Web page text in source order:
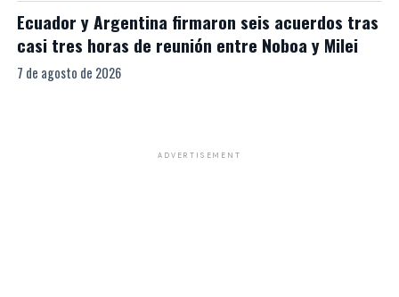
Ecuador y Argentina firmaron seis acuerdos tras
casi tres horas de reunión entre Noboa y Milei
7 de agosto de 2026
ADVERTISEMENT